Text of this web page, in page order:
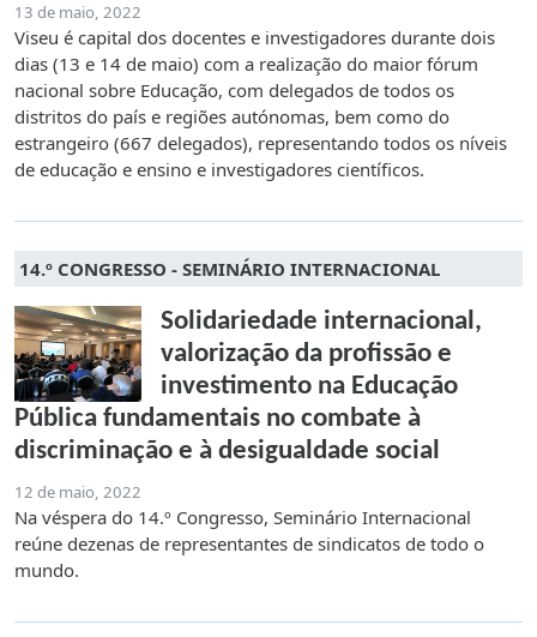
13 de maio, 2022
Viseu é capital dos docentes e investigadores durante dois
dias (13 e 14 de maio) com a realização do maior fórum
nacional sobre Educação, com delegados de todos os
distritos do país e regiões autónomas, bem como do
estrangeiro (667 delegados), representando todos os níveis
de educação e ensino e investigadores científicos.
14.º CONGRESSO - SEMINÁRIO INTERNACIONAL
Solidariedade internacional,
valorização da profissão e
investimento na Educação
Pública fundamentais no combate à
discriminação e à desigualdade social
12 de maio, 2022
Na véspera do 14.º Congresso, Seminário Internacional
reúne dezenas de representantes de sindicatos de todo o
mundo.